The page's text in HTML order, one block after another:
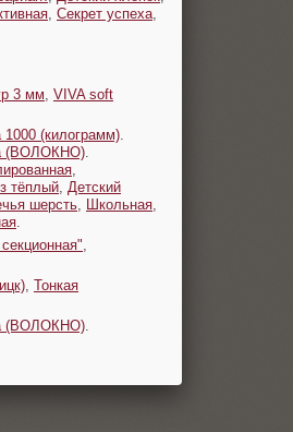
Секрет успеха
3 мм VIVA soft
1000 (килограмм)
(ВОЛОКНО)
тёплый Детский
шерсть Школьная
Тонкая
(ВОЛОКНО)